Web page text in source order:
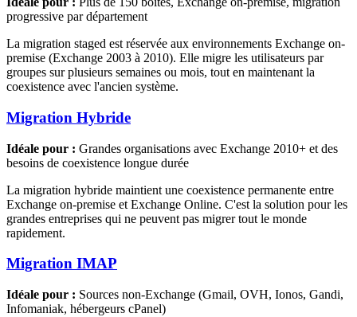
progressive par département
La migration staged est réservée aux environnements Exchange on-
premise (Exchange 2003 à 2010). Elle migre les utilisateurs par
groupes sur plusieurs semaines ou mois, tout en maintenant la
coexistence avec l'ancien système.
Migration Hybride
Idéale pour : Grandes organisations avec Exchange 2010+ et des
besoins de coexistence longue durée
La migration hybride maintient une coexistence permanente entre
Exchange on-premise et Exchange Online. C'est la solution pour les
grandes entreprises qui ne peuvent pas migrer tout le monde
rapidement.
Migration IMAP
Idéale pour : Sources non-Exchange (Gmail, OVH, Ionos, Gandi,
Infomaniak, hébergeurs cPanel)